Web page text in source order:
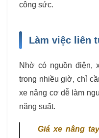
công sức.
Làm việc liên
Nhờ có nguồn điện,
trong nhiều giờ, chỉ
xe nâng cơ dễ làm
năng suất.
Giá xe nâng